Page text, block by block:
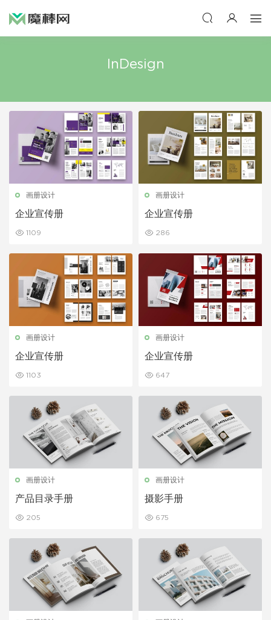
InDesign
画册设计
企业宣传册
1109
画册设计
企业宣传册
286
画册设计
企业宣传册
1103
画册设计
企业宣传册
647
画册设计
产品目录手册
205
画册设计
摄影手册
675